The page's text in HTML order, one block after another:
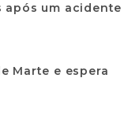
após um acidente
Marte e espera